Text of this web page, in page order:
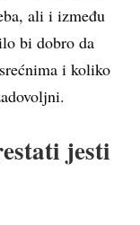
ali i između
bi dobro da
i koliko
jesti